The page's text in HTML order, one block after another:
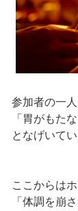
参加者の一
「胃がもた
となげいてい
ここからは
「体調を崩